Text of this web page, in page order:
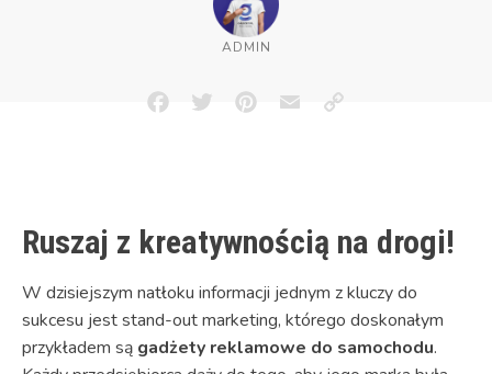
ADMIN
FacebookTwitterPinterestEmailCopy
Ruszaj z kreatywnością na drogi!
W dzisiejszym natłoku informacji jednym z kluczy do
sukcesu jest stand-out marketing, którego doskonałym
przykładem są gadżety reklamowe do samochodu.